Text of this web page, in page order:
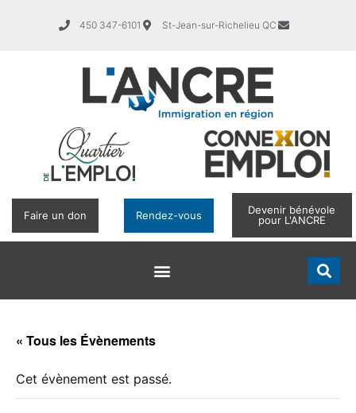
450 347-6101 St-Jean-sur-Richelieu QC
Faire un don Rendez-vous
Devenir bénévole
pour L'ANCRE
« Tous les Évènements
Cet évènement est passé.